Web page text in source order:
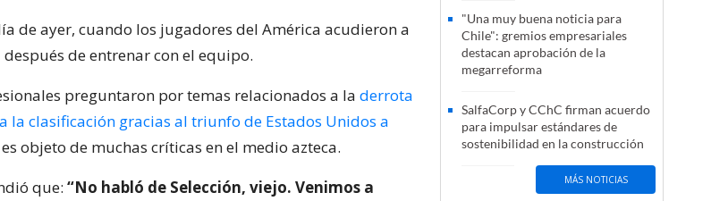
de ayer, cuando los jugadores del América acudieron a
de entrenar con el equipo.
preguntaron por temas relacionados a la derrota
a la clasificación gracias al triunfo de Estados Unidos a
objeto de muchas críticas en el medio azteca.
que: “No habló de Selección, viejo. Venimos a
"Una muy buena noticia para
Chile": gremios empresariales
destacan aprobación de la
megarreforma
SalfaCorp y CChC firman acuerdo
para impulsar estándares de
sostenibilidad en la construcción
MÁS NOTICIAS